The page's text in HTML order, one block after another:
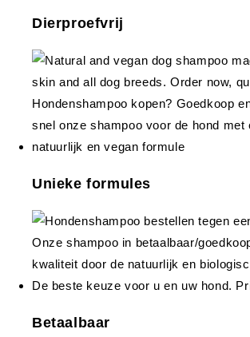
Dierproefvrij
Unieke formules
Betaalbaar